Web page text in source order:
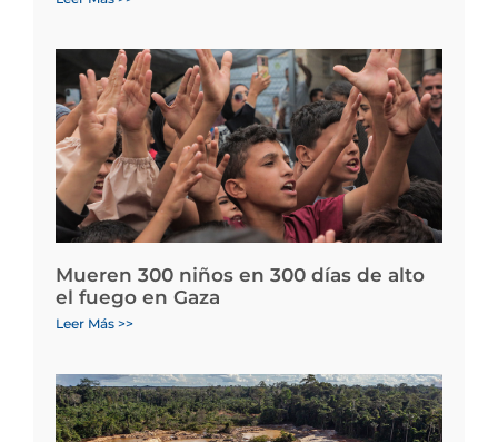
Mueren 300 niños en 300 días de alto
el fuego en Gaza
Leer Más >>